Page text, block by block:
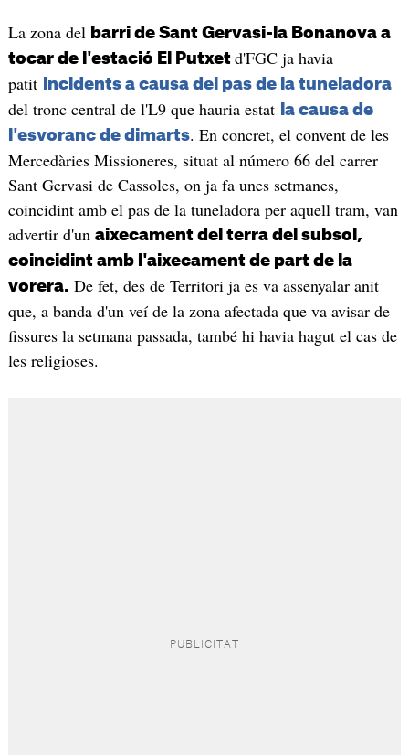
La zona del barri de Sant Gervasi-la Bonanova a
tocar de l'estació El Putxet d'FGC ja havia
patit incidents a causa del pas de la tuneladora
del tronc central de l'L9 que hauria estat
la causa de
l'esvoranc de dimarts. En concret, el convent de les
Mercedàries Missioneres, situat al número 66 del carrer
Sant Gervasi de Cassoles, on ja fa unes setmanes,
coincidint amb el pas de la tuneladora per aquell tram, van
advertir d'un aixecament del terra del subsol,
coincidint amb l'aixecament de part de la
vorera. De fet, des de Territori ja es va assenyalar anit
que, a banda d'un veí de la zona afectada que va avisar de
fissures la setmana passada, també hi havia hagut el cas de
les religioses.